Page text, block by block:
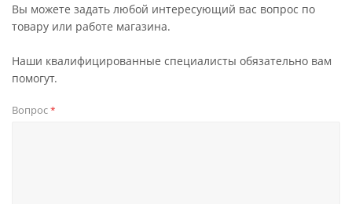
Вы можете задать любой интересующий вас вопрос по
товару или работе магазина.
Наши квалифицированные специалисты обязательно вам
помогут.
Вопрос*